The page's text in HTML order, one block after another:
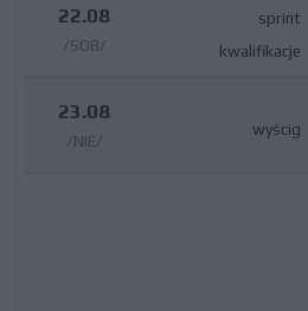
22.08
/SOB/
sprint
kwalifikacje
23.08
/NIE/
wyścig